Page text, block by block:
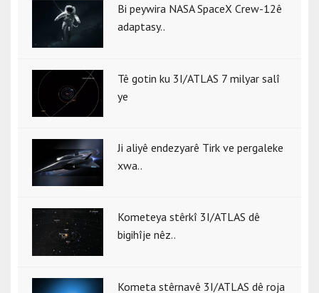
Bi peywira NASA SpaceX Crew-12ê
adaptasy..
Tê gotin ku 3I/ATLAS 7 milyar salî
ye
Ji aliyê endezyarê Tirk ve pergaleke
xwa..
Kometeya stêrkî 3I/ATLAS dê
bigihîje nêz..
Kometa stêrnavê 3I/ATLAS dê roja